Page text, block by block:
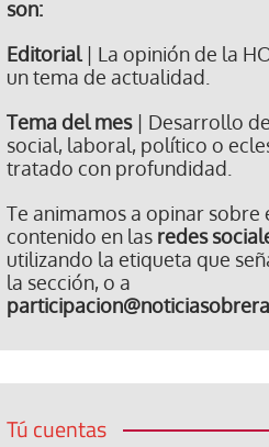
son:
Editorial| La opinión de la
un tema de actualidad.
Tema del mes| Desarrollo
social, laboral, político o
tratado con profundidad.
Te animamos a opinar sobre
contenido en las redes
utilizando la etiqueta que
la sección, o a
Tú cuentas